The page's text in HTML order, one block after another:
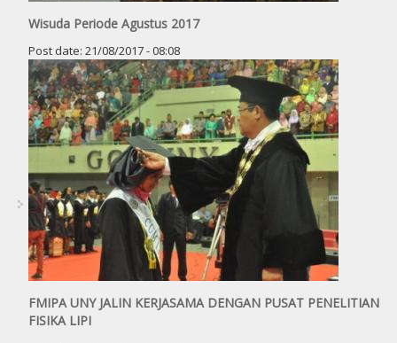
Wisuda Periode Agustus 2017
Post date: 21/08/2017 - 08:08
FMIPA UNY JALIN KERJASAMA DENGAN PUSAT PENELITIAN
FISIKA LIPI